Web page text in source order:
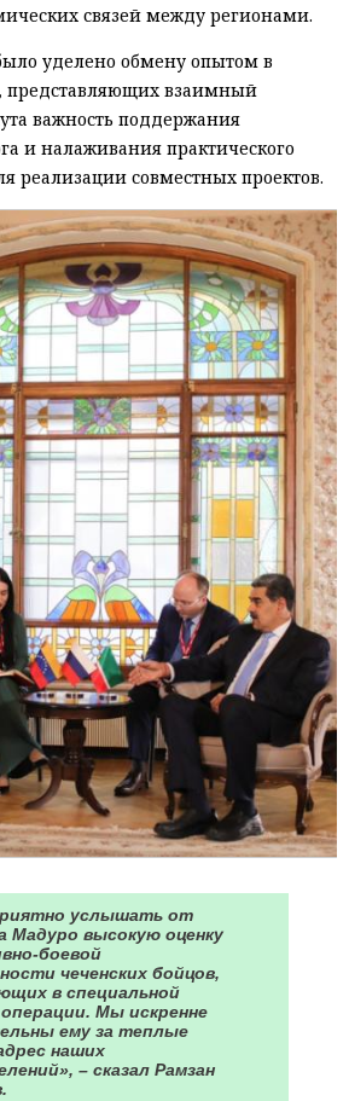
связей между регионами.
уделено обмену опытом в
представляющих взаимный
важность поддержания
и налаживания практического
реализации совместных проектов.
услышать от
Мадуро высокую оценку
боевой
чеченских бойцов,
в специальной
Мы искренне
ему за теплые
наших
– сказал Рамзан